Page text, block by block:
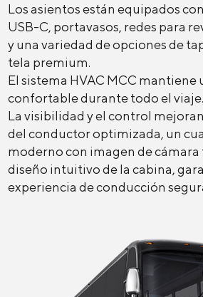
Los asientos están equipados
USB-C, portavasos, redes para
y una variedad de opciones de
tela premium.
El sistema HVAC MCC mantiene
confortable durante todo el viaje.
La visibilidad y el control
del conductor optimizada, un
moderno con imagen de cámara
diseño intuitivo de la cabina,
experiencia de conducción